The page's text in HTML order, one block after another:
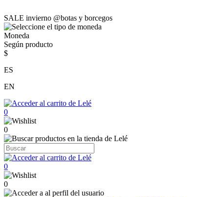
SALE invierno @botas y borcegos
Moneda
Según producto
$
ES
EN
0
0
0
0